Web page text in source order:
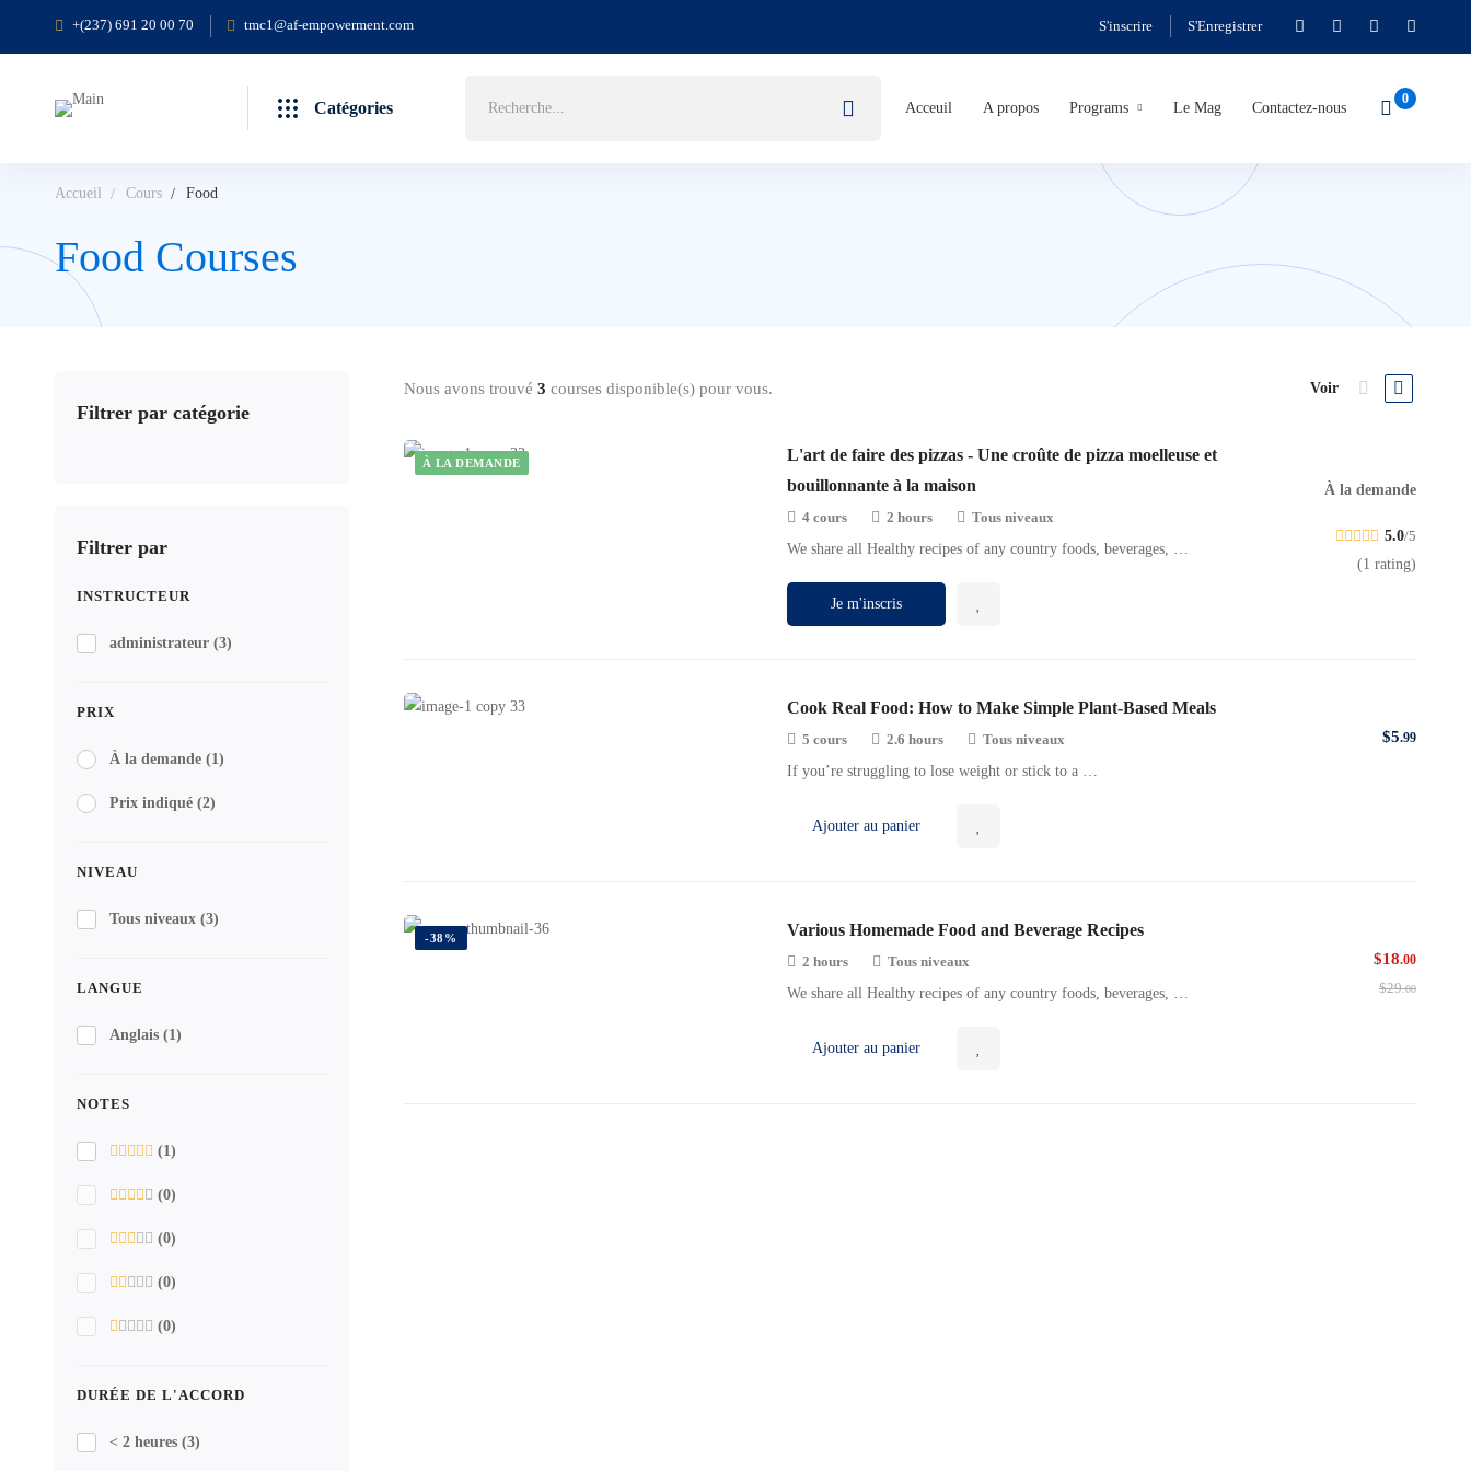
+(237) 691 20 00 70 tmc1@af-empowerment.com S'inscrire S'Enregistrer
Catégories Acceuil A propos Programs Le Mag Contactez-nous
Accueil Cours Food
Food Courses
Filtrer par catégorie
Filtrer par
INSTRUCTEUR
administrateur (3)
PRIX
À la demande (1)
Prix indiqué (2)
NIVEAU
Tous niveaux (3)
LANGUE
Anglais (1)
NOTES
(1)
(0)
(0)
(0)
(0)
DURÉE DE L'ACCORD
< 2 heures (3)
Nous avons trouvé 3 courses disponible(s) pour vous. Voir
À LA DEMANDE
L'art de faire des pizzas - Une croûte de pizza moelleuse et
bouillonnante à la maison
4 cours 2 hours
Tous niveaux
We share all Healthy recipes of any country foods, beverages, …
À la demande
5.0/5
(1 rating)
Je m'inscris
Cook Real Food: How to Make Simple Plant-Based Meals
5 cours 2.6 hours
Tous niveaux
If you’re struggling to lose weight or stick to a …
$5.99
Ajouter au panier
-38% Various Homemade Food and Beverage Recipes
2 hours
Tous niveaux
We share all Healthy recipes of any country foods, beverages, …
$18.00
$29.00
Ajouter au panier